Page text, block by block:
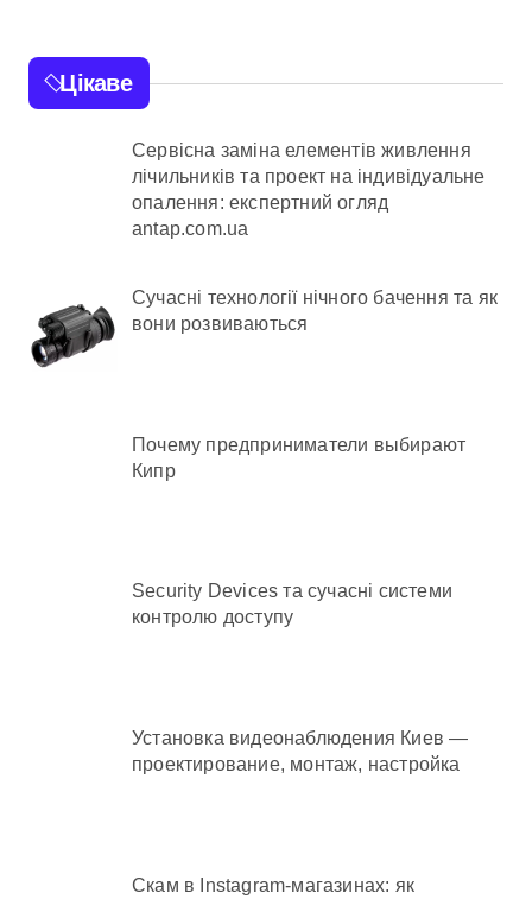
Цікаве
Сервісна заміна елементів живлення
лічильників та проект на індивідуальне
опалення: експертний огляд
antap.com.ua
Сучасні технології нічного бачення та як
вони розвиваються
Почему предприниматели выбирают
Кипр
Security Devices та сучасні системи
контролю доступу
Установка видеонаблюдения Киев —
проектирование, монтаж, настройка
Скам в Instagram-магазинах: як